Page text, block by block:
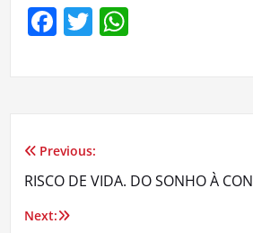
Facebook
TwitterWhatsApp
Navegação
de
Previous:
RISCO DE VIDA. DO SONHO À
Next: